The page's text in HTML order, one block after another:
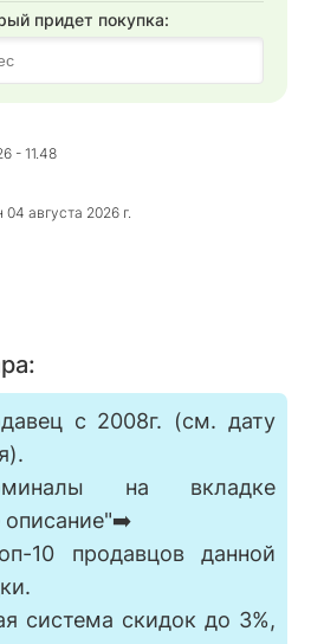
придет покупка:
- 11.48
августа 2026 г.
с 2008г. (см. дату
на вкладке
описание"➡️
10 продавцов данной
система скидок до 3%,